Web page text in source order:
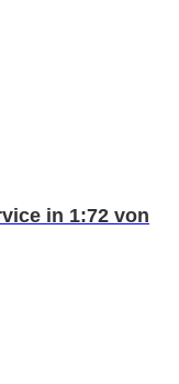
in 1:72 von